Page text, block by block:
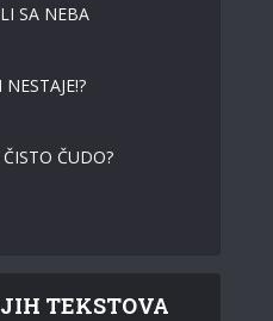
SA NEBA
ČUDO?
TEKSTOVA